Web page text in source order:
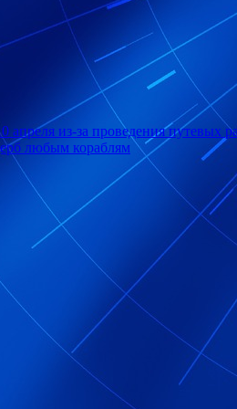
из-за проведения путевых
любым кораблям